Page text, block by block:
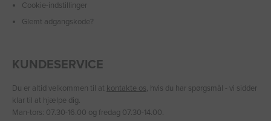
Cookie-indstillinger
Glemt adgangskode?
KUNDESERVICE
Du er altid velkommen til at kontakte os, hvis du har spørgsmål - vi sidder
klar til at hjælpe dig.
Man-tors: 07.30-16.00 og fredag 07.30-14.00.